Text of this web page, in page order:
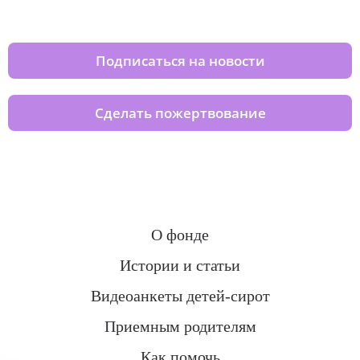
Подписаться на новости
Сделать пожертвование
О фонде
Истории и статьи
Видеоанкеты детей-сирот
Приемным родителям